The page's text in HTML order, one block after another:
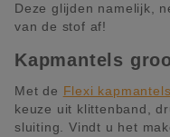
Deze glijden namelijk,
van de stof af!
Kapmantels
Met de Flexi kapmantels
keuze uit klittenband,
sluiting. Vindt u het